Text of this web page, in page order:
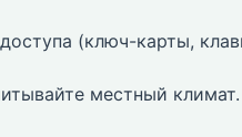
(ключ-карты,
местный